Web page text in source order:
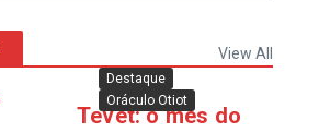
View All
Destaque
Oráculo Otiot
Tevet: o mês do